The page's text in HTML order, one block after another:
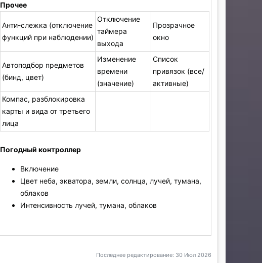
Прочее
Анти-слежка (отключение
функций при наблюдении)
Отключение
таймера
выхода
Прозрачное
окно
Автоподбор предметов
(бинд, цвет)
Изменение
времени
(значение)
Список
привязок (все/
активные)
Компас, разблокировка
карты и вида от третьего
лица
Погодный контроллер
Включение
Цвет неба, экватора, земли, солнца, лучей, тумана,
облаков
Интенсивность лучей, тумана, облаков
Последнее редактирование: 30 Июл 2026